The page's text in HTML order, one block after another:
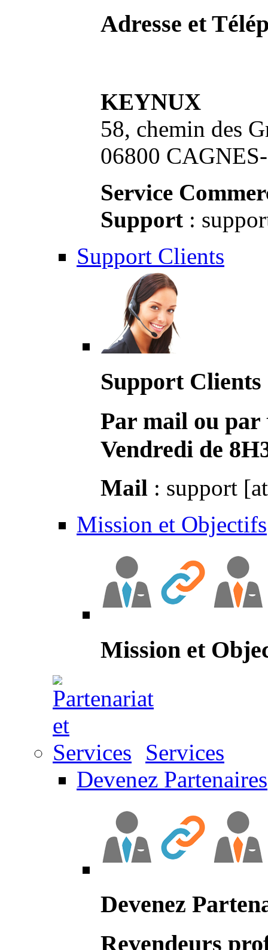
Adresse et
KEYNUX
58, chemin des
06800
Service
Support :
Support Clients
Support Clients
Par mail ou par
Vendredi de
Mail : support
Mission et Objectifs
Mission et
Services
Devenez Partenaires
Devenez
Revendeurs